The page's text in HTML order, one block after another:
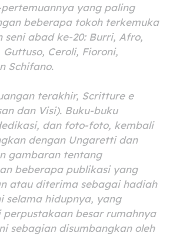
yang paling
beberapa tokoh terkemuka
seni abad ke-20: Burri, Afro,
Guttuso, Ceroli, Fioroni,
Schifano.
terakhir, Scritture e
dan Visi). Buku-buku
, dan foto-foto, kembali
dengan Ungaretti dan
gambaran tentang
beberapa publikasi yang
atau diterima sebagai hadiah
selama hidupnya, yang
perpustakaan besar rumahnya
sebagian disumbangkan oleh